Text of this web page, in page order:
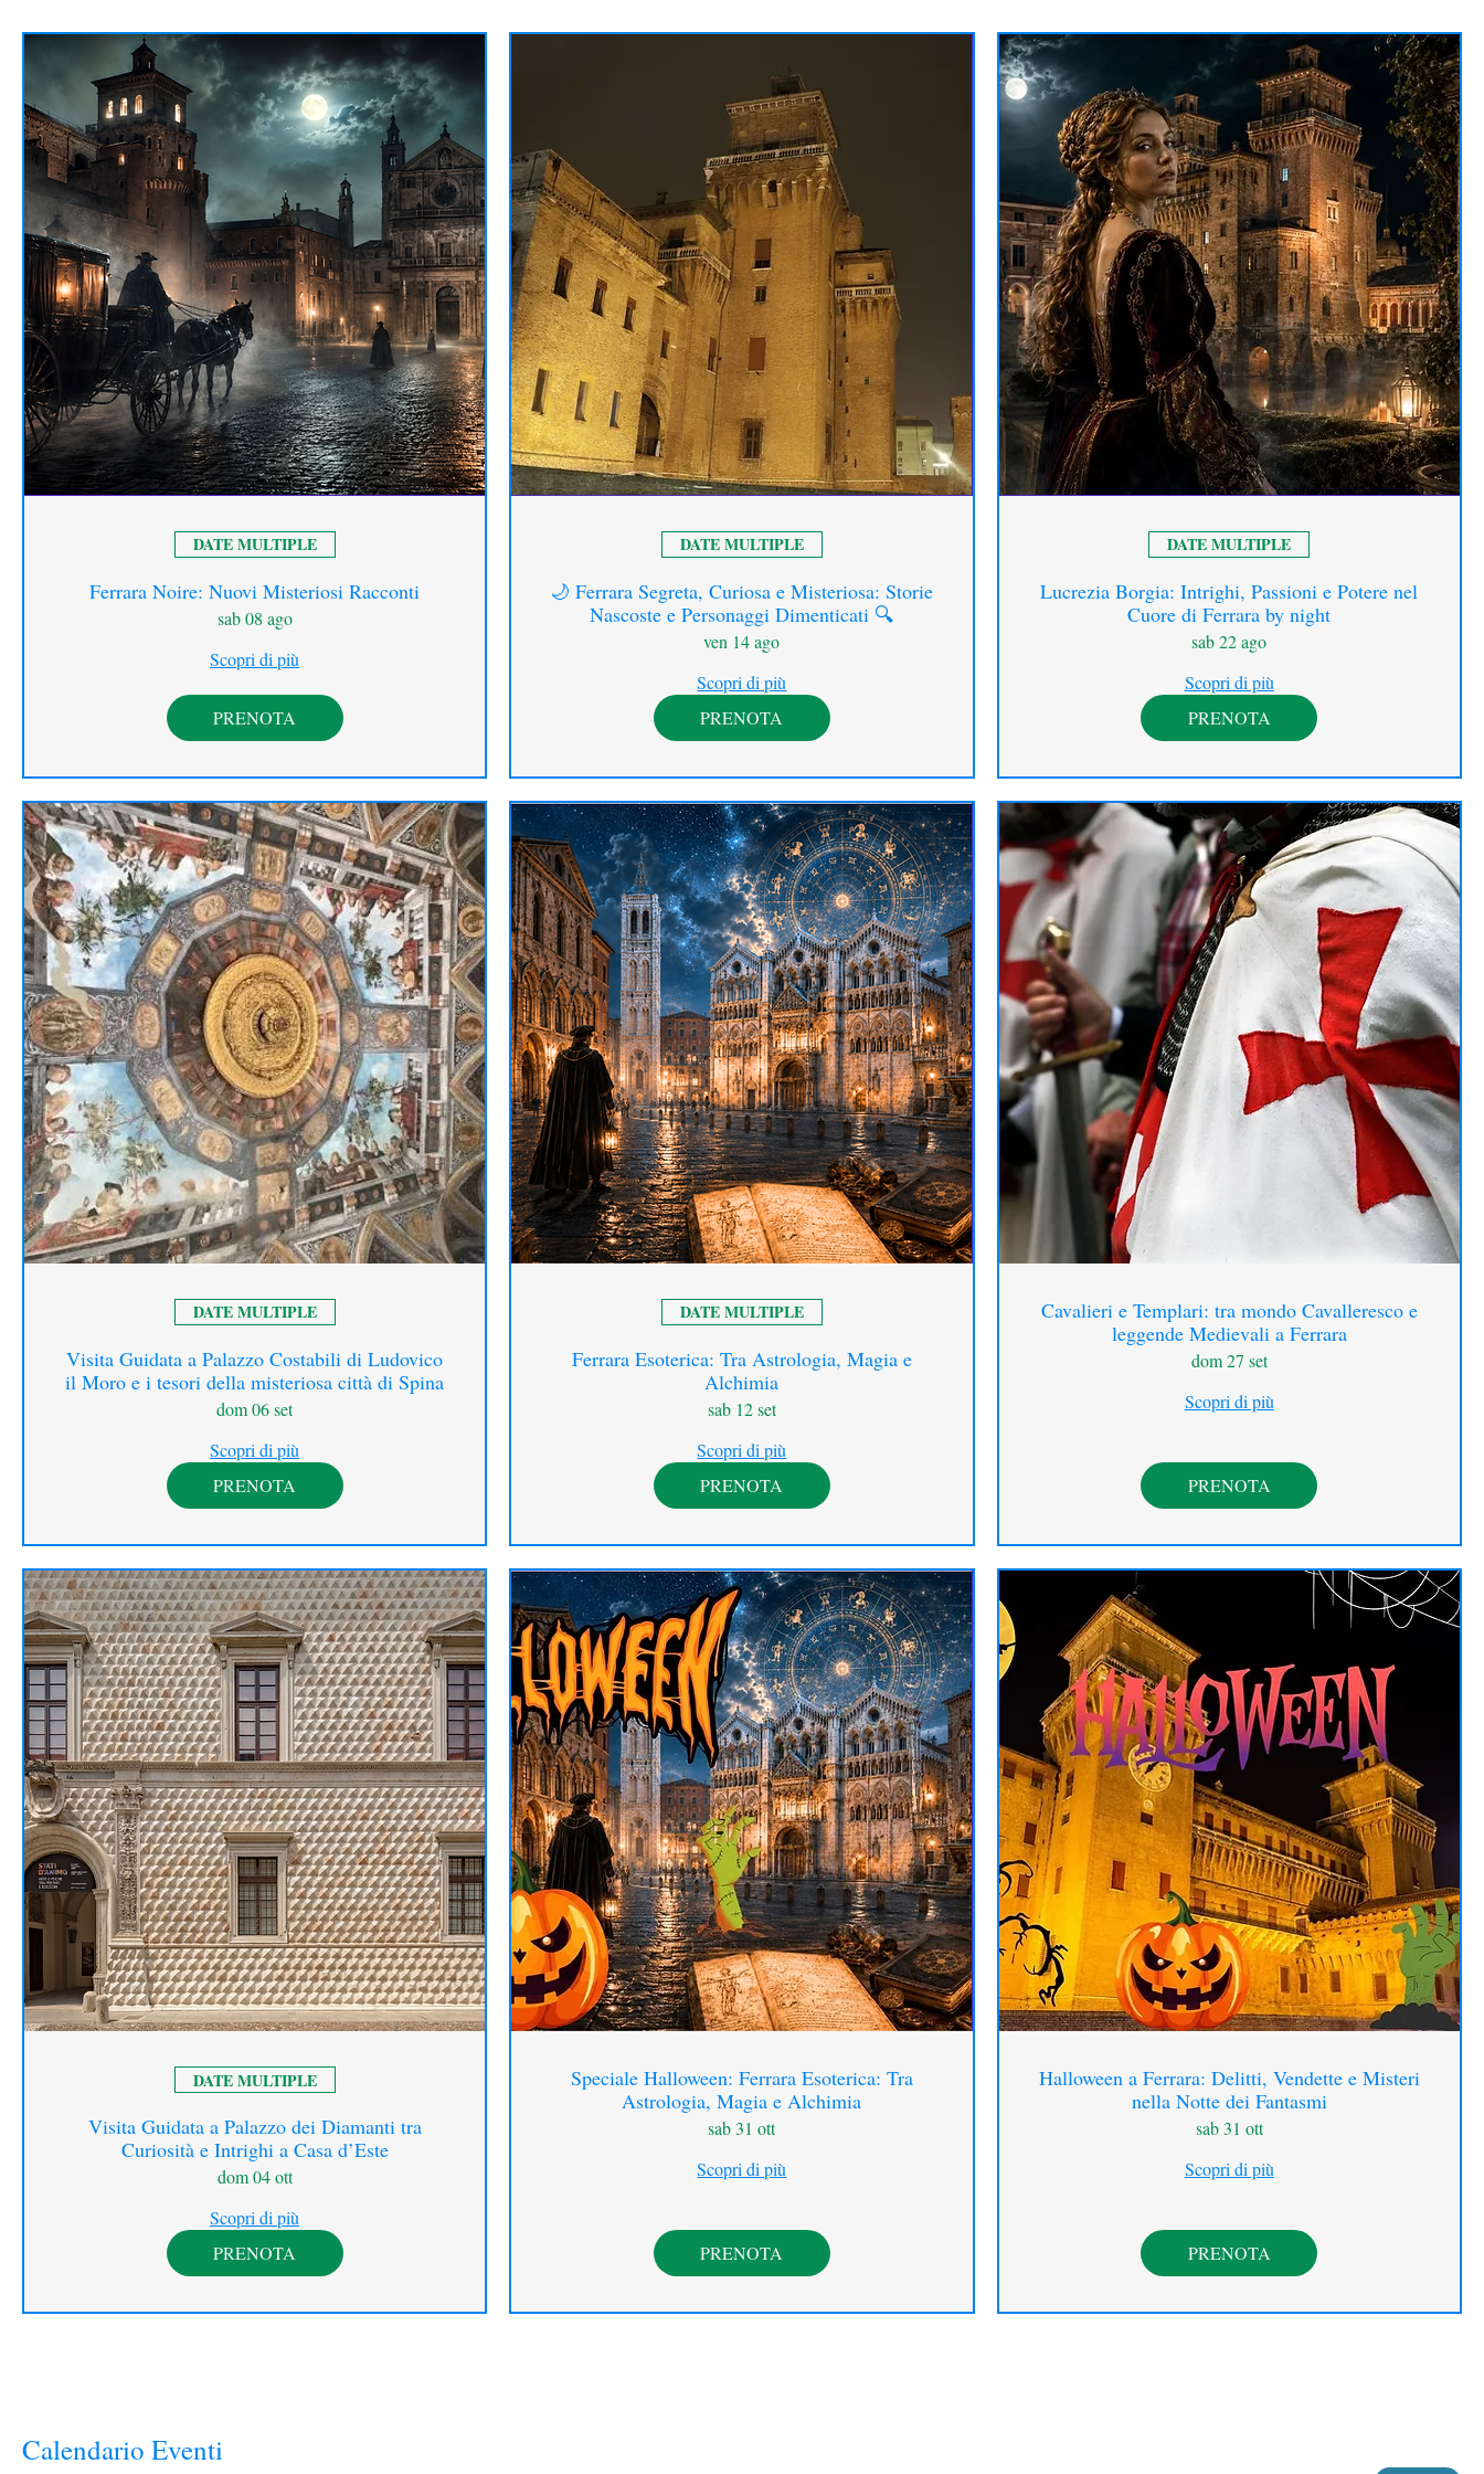
DATE MULTIPLE
Ferrara Noire: Nuovi Misteriosi Racconti
sab 08 ago
Scopri di più
PRENOTA
DATE MULTIPLE
🌙 Ferrara Segreta, Curiosa e Misteriosa: Storie
Nascoste e Personaggi Dimenticati 🔍
ven 14 ago
Scopri di più
PRENOTA
DATE MULTIPLE
Lucrezia Borgia: Intrighi, Passioni e Potere nel
Cuore di Ferrara by night
sab 22 ago
Scopri di più
PRENOTA
DATE MULTIPLE
Visita Guidata a Palazzo Costabili di Ludovico
il Moro e i tesori della misteriosa città di Spina
dom 06 set
Scopri di più
PRENOTA
DATE MULTIPLE
Ferrara Esoterica: Tra Astrologia, Magia e
Alchimia
sab 12 set
Scopri di più
PRENOTA
Cavalieri e Templari: tra mondo Cavalleresco e
leggende Medievali a Ferrara
dom 27 set
Scopri di più
PRENOTA
DATE MULTIPLE
Visita Guidata a Palazzo dei Diamanti tra
Curiosità e Intrighi a Casa d’Este
dom 04 ott
Scopri di più
PRENOTA
Speciale Halloween: Ferrara Esoterica: Tra
Astrologia, Magia e Alchimia
sab 31 ott
Scopri di più
PRENOTA
Halloween a Ferrara: Delitti, Vendette e Misteri
nella Notte dei Fantasmi
sab 31 ott
Scopri di più
PRENOTA
Calendario Eventi